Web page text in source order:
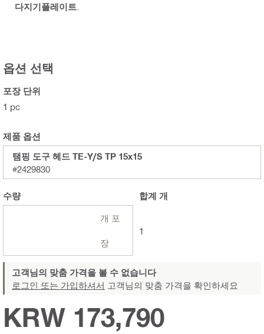
다지기플레이트
옵션 선택
포장 단위
1 pc
제품 옵션
탬핑 도구 헤드 TE-Y/S TP 15x15
#2429830
수량
개 포
장
합계 개
1
고객님의 맞춤 가격을 볼 수 없습니다
로그인 또는 가입하셔서 고객님의 맞춤 가격을 확인하세요
KRW 173,790